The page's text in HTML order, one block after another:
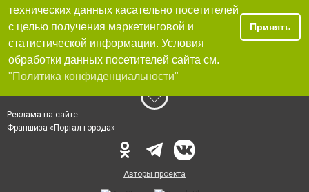
технических данных касательно посетителей
с целью получения маркетинговой и
статистической информации. Условия
обработки данных посетителей сайта см.
"Политика конфиденциальности"
Принять
Реклама на сайте
Франшиза «Портал-города»
Авторы проекта